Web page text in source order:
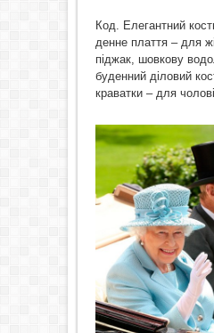
Код. Елегантний
денне плаття – для
піджак, шовкову
буденний діловий
краватки – для